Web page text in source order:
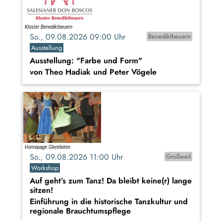
So., 09.08.2026 09:00 Uhr
Benediktbeuern
Ausstellung
Ausstellung: "Farbe und Form"
von Theo Hadiak und Peter Vögele
So., 09.08.2026 11:00 Uhr
Großweil
Workshop
Auf geht’s zum Tanz! Da bleibt keine(r) lange
sitzen!
Einführung in die historische Tanzkultur und
regionale Brauchtumspflege